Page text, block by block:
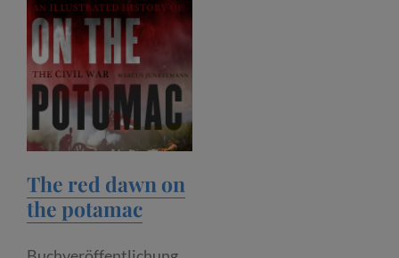
The red dawn on
the potamac